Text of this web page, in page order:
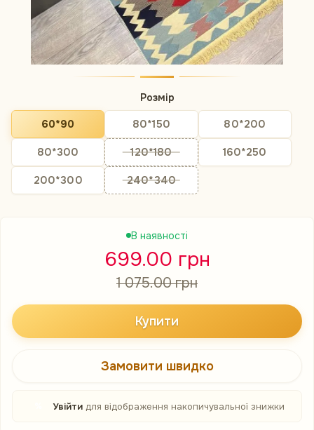
Розмір
60*90 80*150
80*200
80*300
120*180
160*250
200*300
240*340
В наявності
699.00 грн
1 075.00 грн
Купити
Замовити швидко
Увійтидля відображення накопичувальної знижки